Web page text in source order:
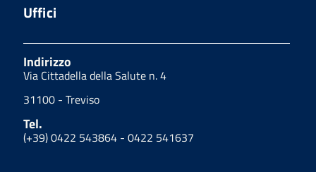
Uffici
Indirizzo
Via Cittadella della Salute n. 4
31100 - Treviso
Tel.
(+39) 0422 543864 - 0422 541637